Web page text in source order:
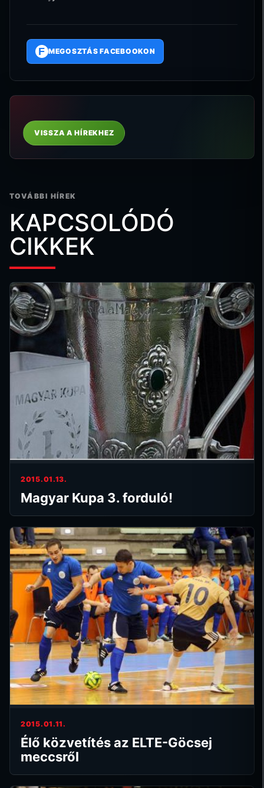
F MEGOSZTÁS FACEBOOKON
VISSZA A HÍREKHEZ
TOVÁBBI HÍREK
KAPCSOLÓDÓ
CIKKEK
2015.01.13.
Magyar Kupa 3. forduló!
2015.01.11.
Élő közvetítés az ELTE-Göcsej
meccsről